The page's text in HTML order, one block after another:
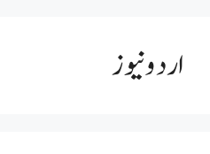
اردو نیوز